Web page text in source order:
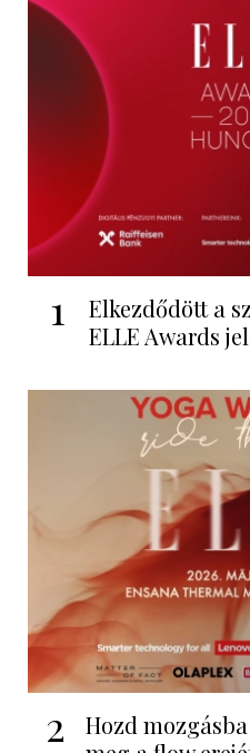
1
Elkezdődött a
ELLE Awards
2
Hozd